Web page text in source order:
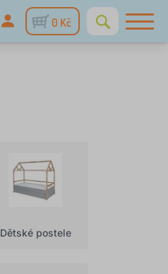
0 Kč
Dětské postele